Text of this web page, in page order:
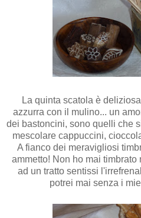
La quinta scatola è
azzurra con il mulino... un
dei bastoncini, sono quelli che
mescolare cappuccini,
A fianco dei meravigliosi
ammetto! Non ho mai
ad un tratto sentissi
potrei mai senza i